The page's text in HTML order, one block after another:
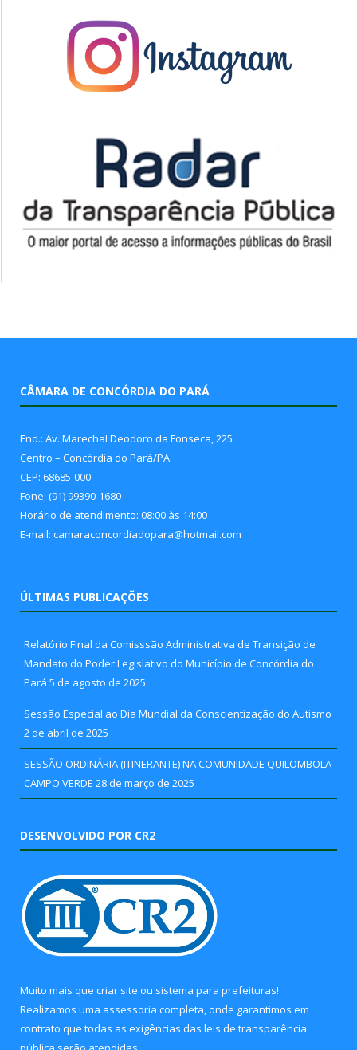
CÂMARA DE CONCÓRDIA DO PARÁ
End.: Av. Marechal Deodoro da Fonseca, 225
Centro – Concórdia do Pará/PA
CEP: 68685-000
Fone: (91) 99390-1680
Horário de atendimento: 08:00 às 14:00
E-mail: camaraconcordiadopara@hotmail.com
ÚLTIMAS PUBLICAÇÕES
Relatório Final da Comisssão Administrativa de Transição de
Mandato do Poder Legislativo do Município de Concórdia do
Pará 5 de agosto de 2025
Sessão Especial ao Dia Mundial da Conscientização do Autismo
2 de abril de 2025
SESSÃO ORDINÁRIA (ITINERANTE) NA COMUNIDADE QUILOMBOLA
CAMPO VERDE 28 de março de 2025
DESENVOLVIDO POR CR2
Muito mais que criar site ou sistema para prefeituras!
Realizamos uma assessoria completa, onde garantimos em
contrato que todas as exigências das leis de transparência